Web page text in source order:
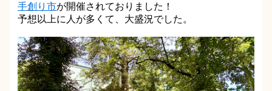
手創り市が開催されておりました！
予想以上に人が多くて、大盛況でした。